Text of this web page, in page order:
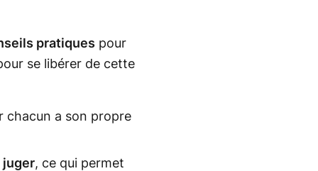
pratiques pour
se libérer de cette
chacun a son propre
juger, ce qui permet